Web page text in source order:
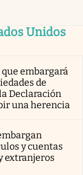
Unidos
embargará
de
Declaración
una herencia
y cuentas
extranjeros